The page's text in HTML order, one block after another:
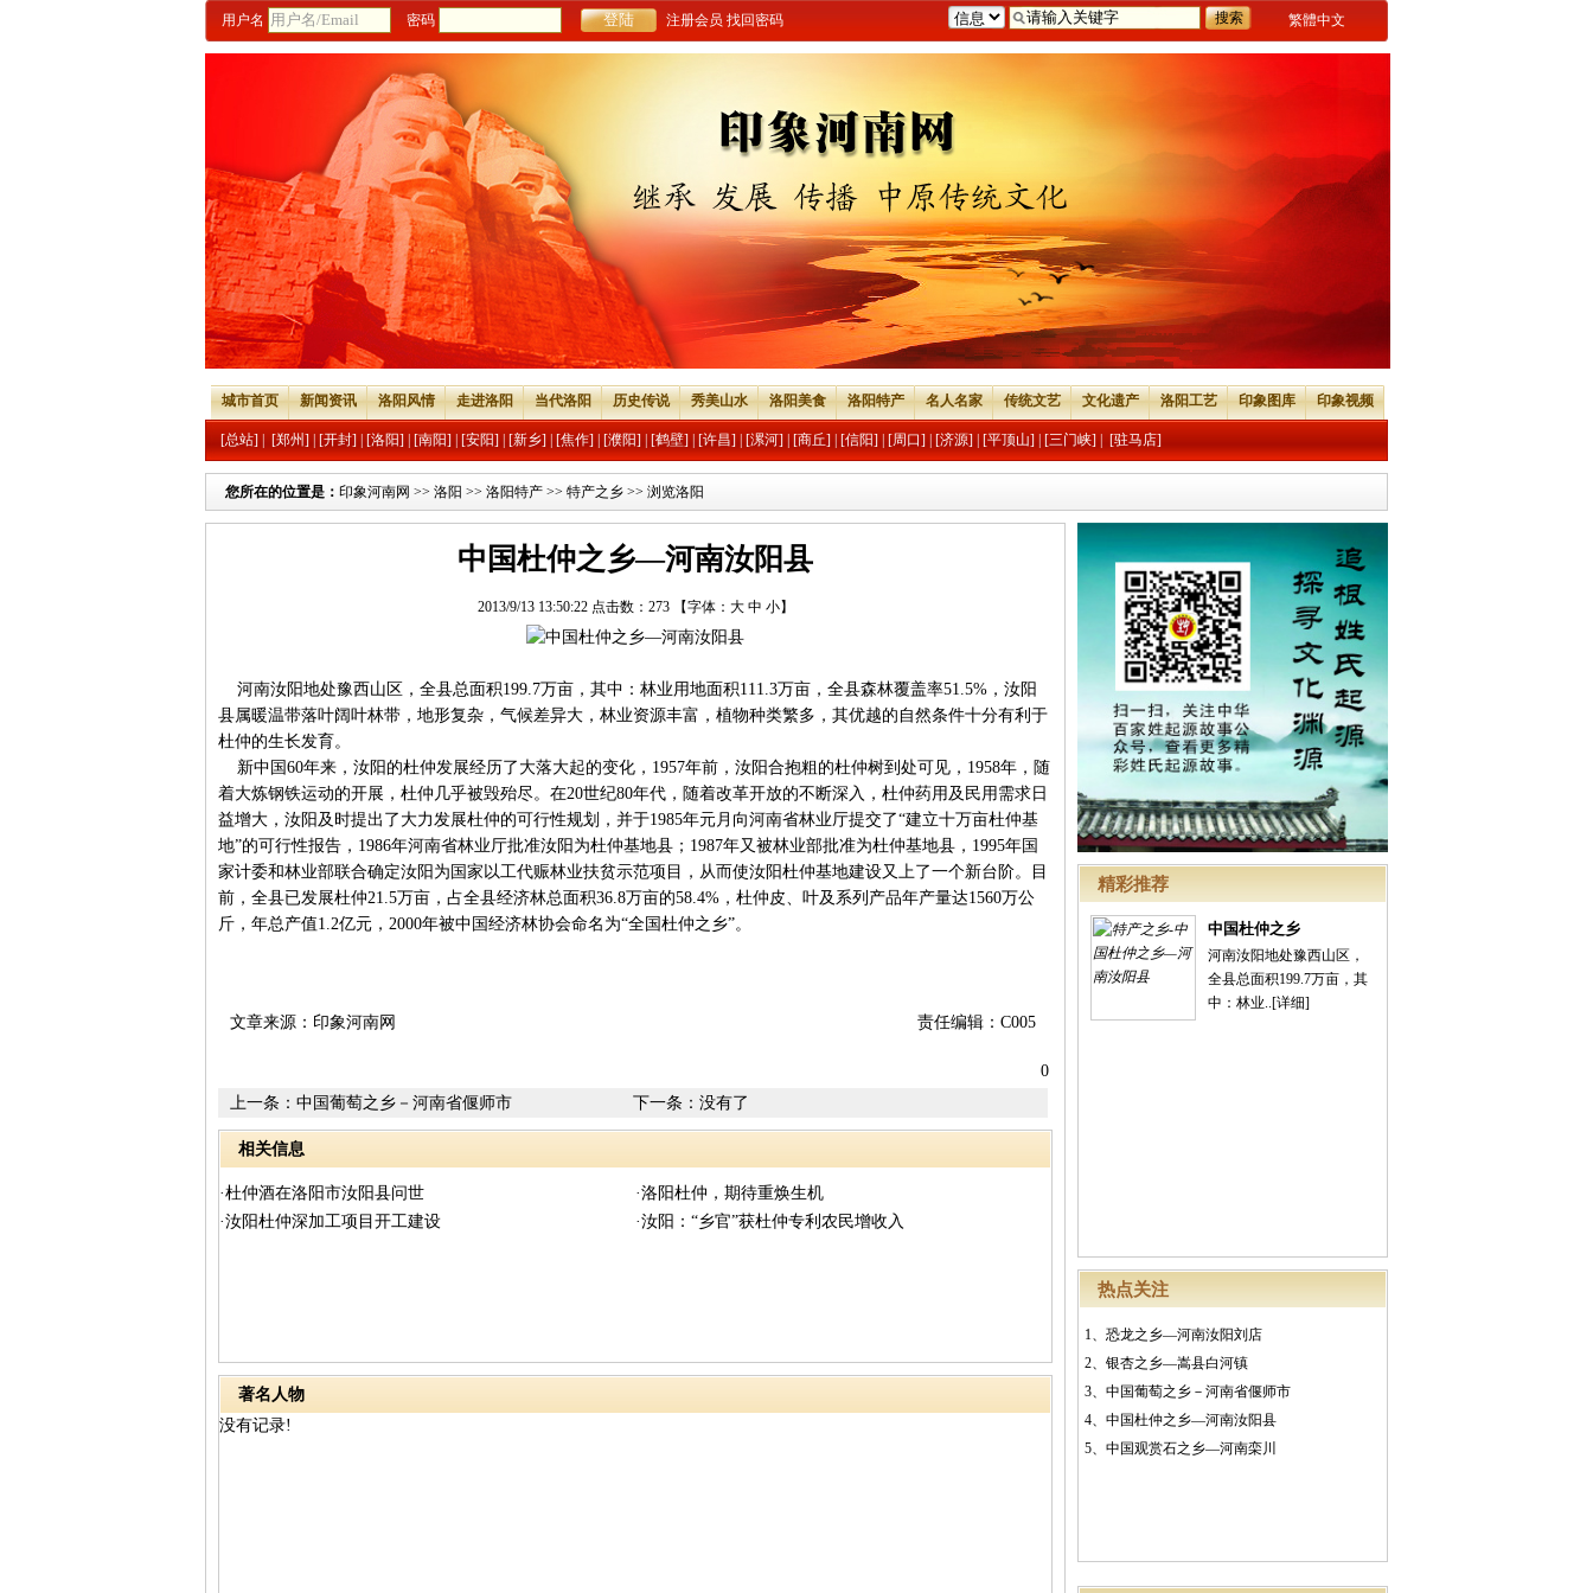
繁體中文
用户名 密码 注册会员 找回密码
城市首页 新闻资讯 洛阳风情 走进洛阳 当代洛阳 历史传说 秀美山水 洛阳美食 洛阳特产 名人名家 传统文艺 文化遗产 洛阳工艺 印象图库 印象视频
[总站] [郑州] [开封] [洛阳] [南阳] [安阳] [新乡] [焦作] [濮阳] [鹤壁] [许昌] [漯河] [商丘] [信阳] [周口] [济源] [平顶山] [三门峡] [驻马店]
您所在的位置是： 印象河南网 >> 洛阳 >> 洛阳特产 >> 特产之乡 >> 浏览洛阳
精彩推荐
中国杜仲之乡
河南汝阳地处豫西山区，
全县总面积199.7万亩，其
中：林业..[详细]
热点关注
1、 恐龙之乡—河南汝阳刘店
2、 银杏之乡—嵩县白河镇
3、 中国葡萄之乡－河南省偃师市
4、 中国杜仲之乡—河南汝阳县
5、 中国观赏石之乡—河南栾川
中国杜仲之乡—河南汝阳县
2013/9/13 13:50:22 点击数： 273 【字体： 大 中 小】
河南汝阳地处豫西山区，全县总面积199.7万亩，其中：林业用地面积111.3万亩，全县森林覆盖率51.5%，汝阳
县属暖温带落叶阔叶林带，地形复杂，气候差异大，林业资源丰富，植物种类繁多，其优越的自然条件十分有利于
杜仲的生长发育。
新中国60年来，汝阳的杜仲发展经历了大落大起的变化，1957年前，汝阳合抱粗的杜仲树到处可见，1958年，随
着大炼钢铁运动的开展，杜仲几乎被毁殆尽。在20世纪80年代，随着改革开放的不断深入，杜仲药用及民用需求日
益增大，汝阳及时提出了大力发展杜仲的可行性规划，并于1985年元月向河南省林业厅提交了“建立十万亩杜仲基
地”的可行性报告，1986年河南省林业厅批准汝阳为杜仲基地县；1987年又被林业部批准为杜仲基地县，1995年国
家计委和林业部联合确定汝阳为国家以工代赈林业扶贫示范项目，从而使汝阳杜仲基地建设又上了一个新台阶。目
前，全县已发展杜仲21.5万亩，占全县经济林总面积36.8万亩的58.4%，杜仲皮、叶及系列产品年产量达1560万公
斤，年总产值1.2亿元，2000年被中国经济林协会命名为“全国杜仲之乡”。
责任编辑：C005
文章来源：印象河南网
0
下一条：没有了
上一条： 中国葡萄之乡－河南省偃师市
相关信息
·杜仲酒在洛阳市汝阳县问世
·洛阳杜仲，期待重焕生机
·汝阳杜仲深加工项目开工建设
·汝阳：“乡官”获杜仲专利农民增收入
著名人物
没有记录!